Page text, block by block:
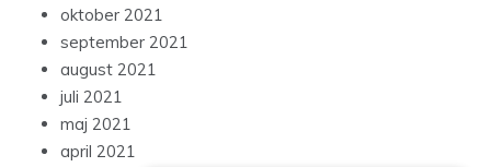
oktober 2021
september 2021
august 2021
juli 2021
maj 2021
april 2021